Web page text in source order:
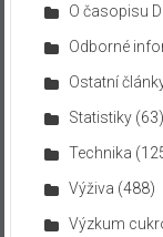
O časopisu
Odborné
Ostatní
Statistiky(63)
Technika
Výživa (488)
Výzkum